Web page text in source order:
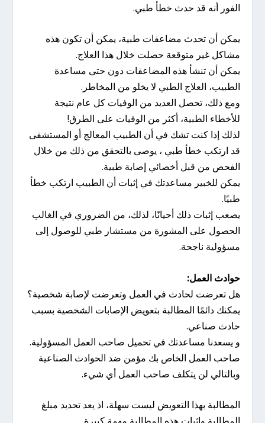
الفور أنه قد حدث خطأ طبي.
يمكن أن تحدث مضاعفات طبية، يمكن أن تكون هذه
مشاكل غير متوقعة حصلت خلال هذا العلاج.
يمكن أن تنشأ هذه المضاعفات دون حتى مساعدة
الطبيب، العلاج الطبي لا يخلو من المخاطر.
ومع ذلك، تحصل العديد من الوفيات كل عام نتيجة
للأخطاء الطبية، أكثر من الوفيات على الطرق!
لذلك إذا كنت تشك في أن الطبيب المعالج أو المستشفى
قد ارتكب خطأ طبي ، يوصى بالتحقق من ذلك من خلال
الفحص من قبل أخصائي إصابة طبية.
يمكن للخبير مساعدتك في إثبات أن الطبيب ارتكب خطأ
طبيًا.
يصعب إثبات ذلك أحيانًا، لذلك، من الضروري في الغالب
الحصول على المشورة من مستشار طبي للوصول إلى
مسؤولية ناجحة.
حوادث العمل:
هل تعرضت لحادث في العمل وتعرضت لإصابة شخصية؟
يمكنك دائمًا المطالبة بتعويض الإصابات الشخصية بسبب
حادث صناعي.
و يسعدنا مساعدتك في تحميل صاحب العمل المسؤولية.
صاحب العمل الخاص بك مؤمن ضد الحوادث الصناعية
وبالتالي لن يتكلف صاحب العمل أي شيء.
المطالبة بهذا التعويض ليست سهلة، اذ يعد تحديد مبلغ